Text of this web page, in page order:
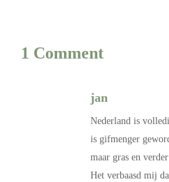
1 Comment
jan
Nederland is
is gifmenger
maar gras en
Het verbaasd mij